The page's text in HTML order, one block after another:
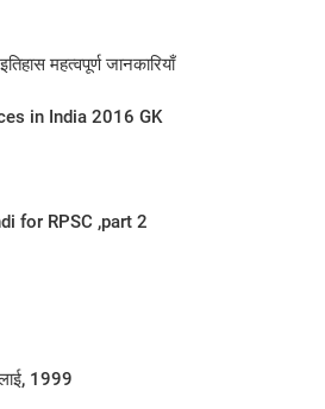
महत्वपूर्ण जानकारियाँ
in India 2016 GK
for RPSC ,part 2
1999